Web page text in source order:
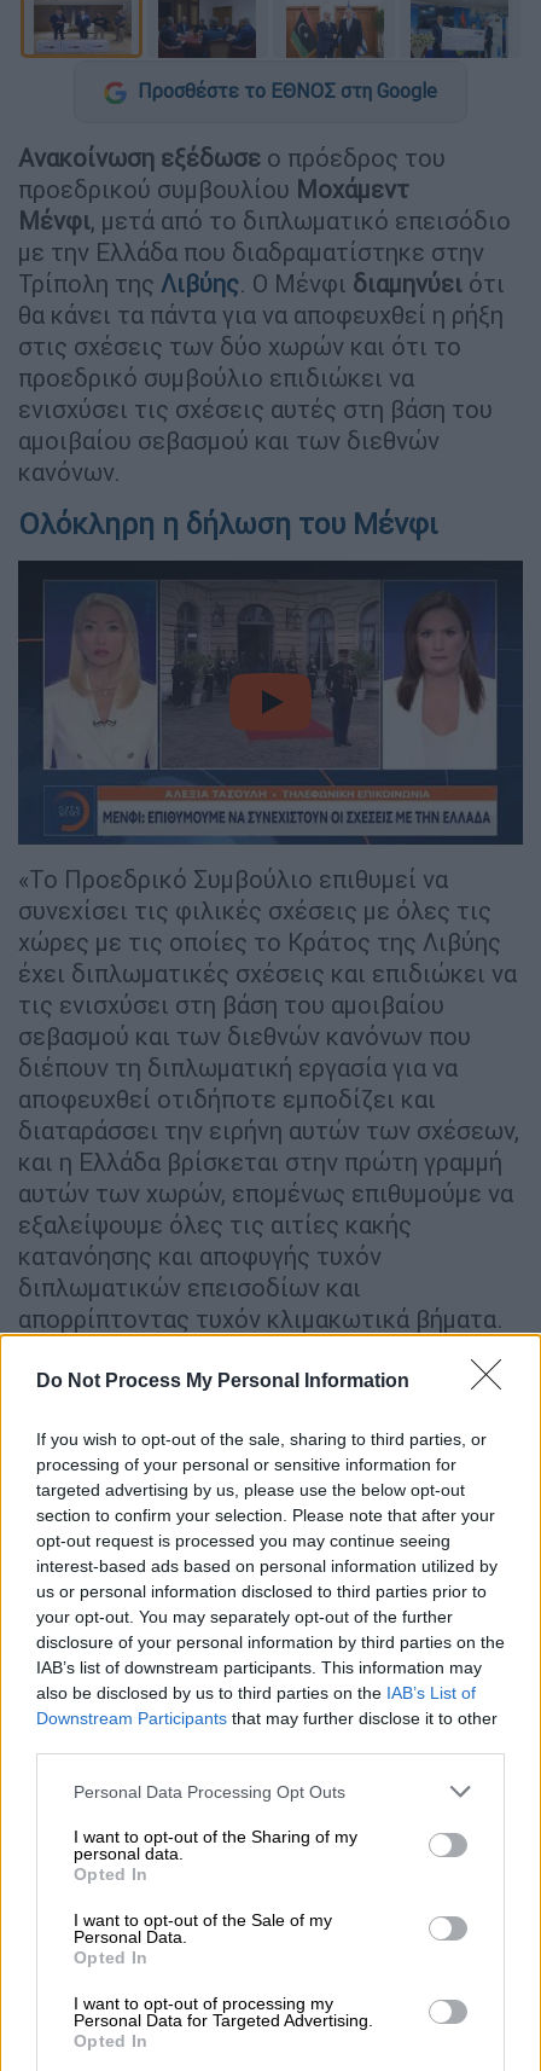
Do Not Process My Personal Information
If you wish to opt-out of the sale, sharing to third parties, or
processing of your personal or sensitive information for
targeted advertising by us, please use the below opt-out
section to confirm your selection. Please note that after your
opt-out request is processed you may continue seeing
interest-based ads based on personal information utilized by
us or personal information disclosed to third parties prior to
your opt-out. You may separately opt-out of the further
disclosure of your personal information by third parties on the
IAB’s list of downstream participants. This information may
also be disclosed by us to third parties on the IAB’s List of
Downstream Participants that may further disclose it to other
Please note that this website/app uses one or more Google
not limited to your visit or usage behaviour. You may click to
grant or deny consent to Google and its third-party tags to
use your data for below specified purposes in below Google
consent section.
Personal Data Processing Opt Outs
I want to opt-out of the Sharing of my
personal data.
Opted In
I want to opt-out of the Sale of my
Personal Data.
Opted In
I want to opt-out of processing my
Personal Data for Targeted Advertising.
Opted In
Προσθέστε το ΕΘΝΟΣ στη Google
Ανακοίνωση εξέδωσε ο πρόεδρος του
προεδρικού συμβουλίου Μοχάμεντ
Μένφι, μετά από το διπλωματικό επεισόδιο
με την Ελλάδα που διαδραματίστηκε στην
Τρίπολη της Λιβύης. Ο Μένφι διαμηνύει ότι
θα κάνει τα πάντα για να αποφευχθεί η ρήξη
στις σχέσεις των δύο χωρών και ότι το
προεδρικό συμβούλιο επιδιώκει να
ενισχύσει τις σχέσεις αυτές στη βάση του
αμοιβαίου σεβασμού και των διεθνών
κανόνων.
Ολόκληρη η δήλωση του Μένφι
video
«Το Προεδρικό Συμβούλιο επιθυμεί να
συνεχίσει τις φιλικές σχέσεις με όλες τις
χώρες με τις οποίες το Κράτος της Λιβύης
έχει διπλωματικές σχέσεις και επιδιώκει να
τις ενισχύσει στη βάση του αμοιβαίου
σεβασμού και των διεθνών κανόνων που
διέπουν τη διπλωματική εργασία για να
αποφευχθεί οτιδήποτε εμποδίζει και
διαταράσσει την ειρήνη αυτών των σχέσεων,
και η Ελλάδα βρίσκεται στην πρώτη γραμμή
αυτών των χωρών, επομένως επιθυμούμε να
εξαλείψουμε όλες τις αιτίες κακής
κατανόησης και αποφυγής τυχόν
διπλωματικών επεισοδίων και
απορρίπτοντας τυχόν κλιμακωτικά βήματα.
ελληνικό Υπουργείο Εξωτερικών για να
επίσκεψής του στην πρωτεύουσα Τρίπολη
από τον Υπουργό Εξωτερικών»
Το πολιτικό παρασκήνιο πίσω από την
«παγίδα» στον Νίκο Δένδια που
προκάλεσε κρίση με τη Λιβύη - Τι
σηματοδοτεί το επεισόδιο
Έντονο πολιτικό παρασκήνιο καταγράφεται
πίσω από το διπλωματικό επεισόδιο με τον
το προγραμματισμένο ταξίδι του. Το ταξίδι
του υπουργού είχε σχεδιαστεί με επίκεντρο
τη Βεγγάζη, εκεί όπου θα συναντούσε τον
βουλής Ακίλα Σαλεχ. Ωστόσο ο πρόεδρος
της βουλής Μοχάμεντ Μένφι του ζήτησε να
σταματήσει στην Τρίπολη για να μιλήσουν οι
δυο τους, καθώς άλλωστε τους συνδέει
γνωριμία πολλών ετών.